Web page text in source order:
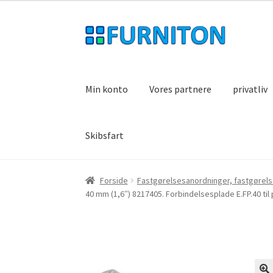
Spring
til
Spring
til
Min konto Vores partnere privatliv
Skibsfart
Forside
Fastgørelsesanordninger,
40 mm (1,6″) 8217405. Forbindelsesplade